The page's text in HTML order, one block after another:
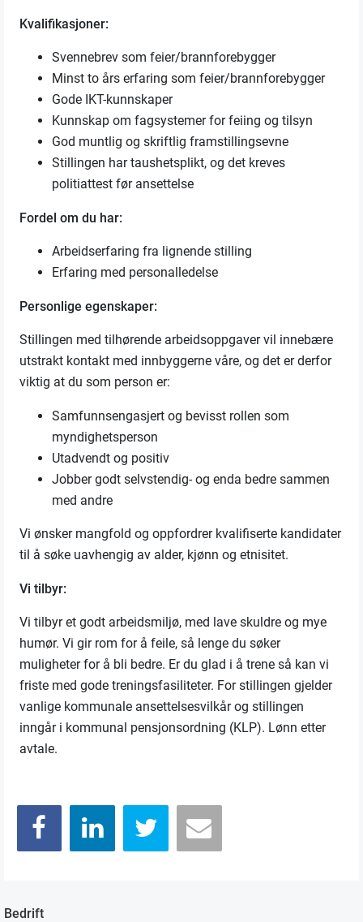
Kvalifikasjoner:
Svennebrev som feier/brannforebygger
Minst to års erfaring som feier/brannforebygger
Gode IKT-kunnskaper
Kunnskap om fagsystemer for feiing og tilsyn
God muntlig og skriftlig framstillingsevne
Stillingen har taushetsplikt, og det kreves
politiattest før ansettelse
Fordel om du har:
Arbeidserfaring fra lignende stilling
Erfaring med personalledelse
Personlige egenskaper:
Stillingen med tilhørende arbeidsoppgaver vil innebære
utstrakt kontakt med innbyggerne våre, og det er derfor
viktig at du som person er:
Samfunnsengasjert og bevisst rollen som
myndighetsperson
Utadvendt og positiv
Jobber godt selvstendig- og enda bedre sammen
med andre
Vi ønsker mangfold og oppfordrer kvalifiserte kandidater
til å søke uavhengig av alder, kjønn og etnisitet.
Vi tilbyr:
Vi tilbyr et godt arbeidsmiljø, med lave skuldre og mye
humør. Vi gir rom for å feile, så lenge du søker
muligheter for å bli bedre. Er du glad i å trene så kan vi
friste med gode treningsfasiliteter. For stillingen gjelder
vanlige kommunale ansettelsesvilkår og stillingen
inngår i kommunal pensjonsordning (KLP). Lønn etter
avtale.
Bedrift